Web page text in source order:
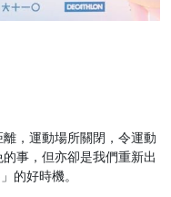
，運動場所關閉，令運動
事，但亦卻是我們重新出
的好時機。